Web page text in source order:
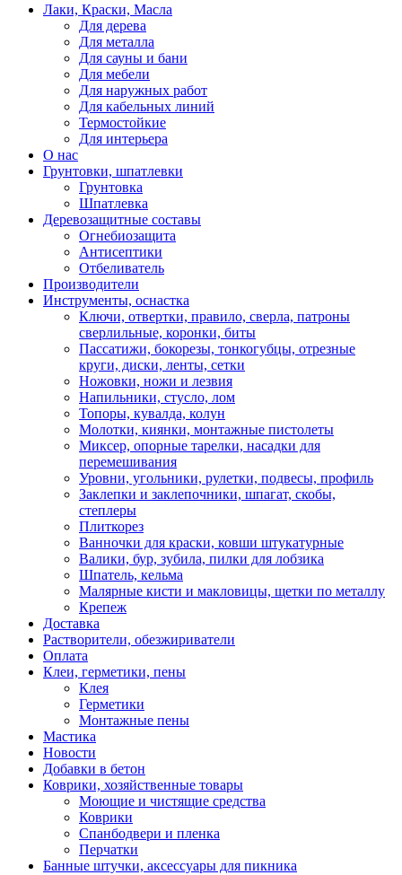
Лаки, Краски, Масла
Для дерева
Для металла
Для сауны и бани
Для мебели
Для наружных работ
Для кабельных линий
Термостойкие
Для интерьера
О нас
Грунтовки, шпатлевки
Грунтовка
Шпатлевка
Деревозащитные составы
Огнебиозащита
Антисептики
Отбеливатель
Производители
Инструменты, оснастка
Ключи, отвертки, правило, сверла, патроны
сверлильные, коронки, биты
Пассатижи, бокорезы, тонкогубцы, отрезные
круги, диски, ленты, сетки
Ножовки, ножи и лезвия
Напильники, стусло, лом
Топоры, кувалда, колун
Молотки, киянки, монтажные пистолеты
Миксер, опорные тарелки, насадки для
перемешивания
Уровни, угольники, рулетки, подвесы, профиль
Заклепки и заклепочники, шпагат, скобы,
степлеры
Плиткорез
Ванночки для краски, ковши штукатурные
Валики, бур, зубила, пилки для лобзика
Шпатель, кельма
Малярные кисти и макловицы, щетки по металлу
Крепеж
Доставка
Растворители, обезжириватели
Оплата
Клеи, герметики, пены
Клея
Герметики
Монтажные пены
Мастика
Новости
Добавки в бетон
Коврики, хозяйственные товары
Моющие и чистящие средства
Коврики
Спанбодвери и пленка
Перчатки
Банные штучки, аксессуары для пикника